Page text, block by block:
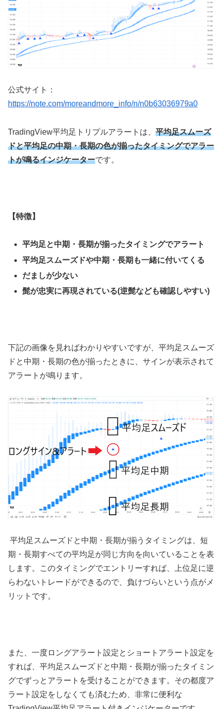
公式サイト：
https://note.com/moreandmore_info/n/n0b63036979a0
TradingView平均足トリプルアラートは、 平均足スムーズ
ドと平均足の中期・長期の色が揃ったタイミングでアラー
トが鳴るインジケーターです。
【特徴】
平均足と中期・長期が揃ったタイミングでアラート
平均足スムーズドや中期・長期も一緒に付いてくる
だましが少ない
髭が忠実に再現されている(逆髭なども確認しやすい)
下記の画像を見ればわかりやすいですが、平均足スムーズ
ドと中期・長期の色が揃ったときに、サインが表示されて
アラートが鳴ります。
平均足スムーズドと中期・長期が揃うタイミングは、短
期・長期すべての平均足が同じ方向を向いていることを表
します。このタイミングでエントリーすれば、上位足に逆
らわないトレードができるので、負けづらいという点がメ
リットです。
また、一度ロングアラート設定とショートアラート設定を
すれば、平均足スムーズドと中期・長期が揃ったタイミン
グでずっとアラートを受けることができます。その都度ア
ラート設定をしなくても済むため、非常に便利な